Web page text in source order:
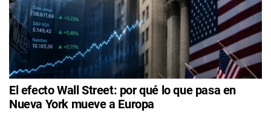
El efecto Wall Street: por qué lo que pasa en
Nueva York mueve a Europa